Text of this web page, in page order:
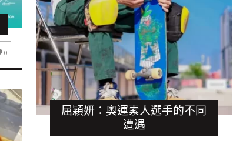
0
屈穎妍：奧運素人選手的不同
遭遇